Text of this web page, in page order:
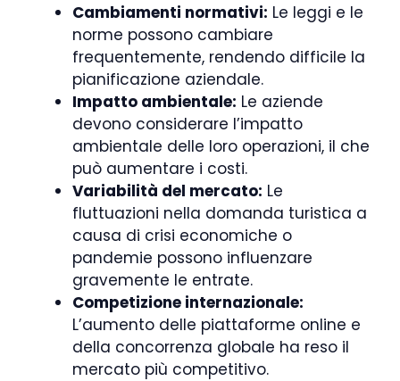
Cambiamenti normativi: Le leggi e le
norme possono cambiare
frequentemente, rendendo difficile la
pianificazione aziendale.
Impatto ambientale: Le aziende
devono considerare l’impatto
ambientale delle loro operazioni, il che
può aumentare i costi.
Variabilità del mercato: Le
fluttuazioni nella domanda turistica a
causa di crisi economiche o
pandemie possono influenzare
gravemente le entrate.
Competizione internazionale:
L’aumento delle piattaforme online e
della concorrenza globale ha reso il
mercato più competitivo.